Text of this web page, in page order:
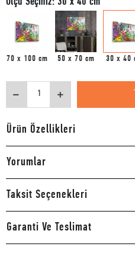
70 x 100 cm 50 x 70 cm 30 x 40
Ürün Özellikleri
Yorumlar
Taksit Seçenekleri
Garanti Ve Teslimat